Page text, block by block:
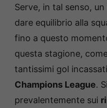
Serve, in tal senso,
dare equilibrio alla
fino a questo
questa stagione,
tantissimi gol
Champions League.
prevalentemente sui